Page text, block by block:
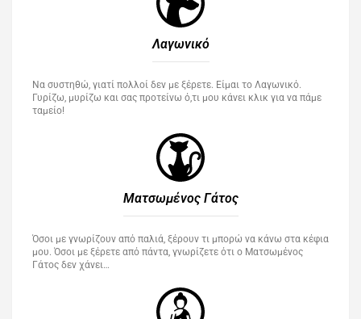
Λαγωνικό
Να συστηθώ, γιατί πολλοί δεν με ξέρετε. Είμαι το Λαγωνικό.
Γυρίζω, μυρίζω και σας προτείνω ό,τι μου κάνει κλικ για να πάμε
ταμείο!
Ματσωμένος Γάτος​
Όσοι με γνωρίζουν από παλιά, ξέρουν τι μπορώ να κάνω στα κέφια
μου. Όσοι με ξέρετε από πάντα, γνωρίζετε ότι ο Ματσωμένος
Γάτος δεν χάνει…